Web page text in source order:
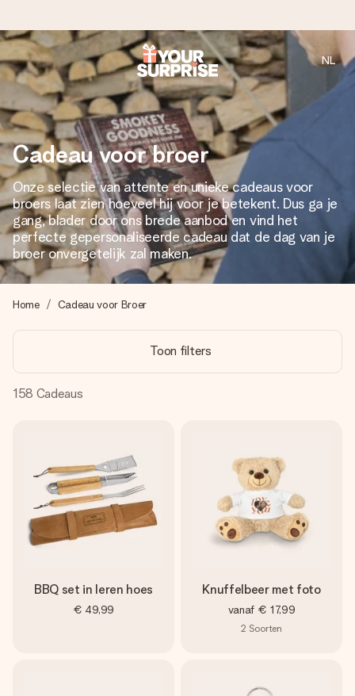
Voor 16:00 besteld, vandaag verzonden
We maken jouw cadeau met zorg en zorgen dat het
razendsnel onderweg is - zodat jij kunt geven op precies
het juiste moment, wanneer het het meeste betekent.
4,8 (gebaseerd op +8.000 reviews)
Onze cadeaus worden gewaardeerd. Klanten beoordelen
ons met een 4,7 op Google Reviews
Je maakt in een paar stappen iets unieks – met haar naam,
jullie foto of een boodschap die raakt. Zonder gedoe, maar
met alle aandacht voor het moment.
NL
Cadeau voor broer
Onze selectie van attente en unieke cadeaus voor
broers laat zien hoeveel hij voor je betekent. Dus ga je
gang, blader door ons brede aanbod en vind het
perfecte gepersonaliseerde cadeau dat de dag van je
broer onvergetelijk zal maken.
Home Cadeau voor Broer
Toon filters
158 Cadeaus
BBQ set in leren hoes
€ 49,99
Knuffelbeer met foto
vanaf € 17,99
2 Soorten